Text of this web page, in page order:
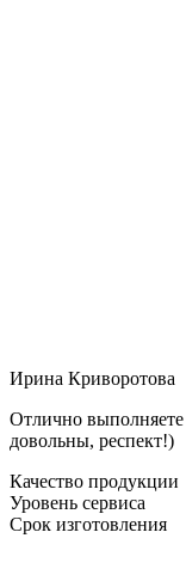
Ирина Криворотова
Отлично выполняете
довольны, респект!)
Качество продукции
Уровень сервиса
Срок изготовления